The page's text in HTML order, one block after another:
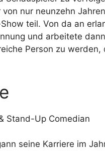
nur neunzehn
teil. Von da an
und arbeitete
Person zu werden,
Stand-Up Comedian
seine Karriere im